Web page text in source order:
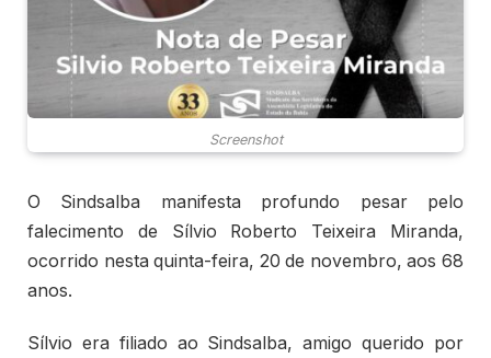
Screenshot
O Sindsalba manifesta profundo pesar pelo
falecimento de Sílvio Roberto Teixeira Miranda,
ocorrido nesta quinta-feira, 20 de novembro, aos 68
anos.
Sílvio era filiado ao Sindsalba, amigo querido por